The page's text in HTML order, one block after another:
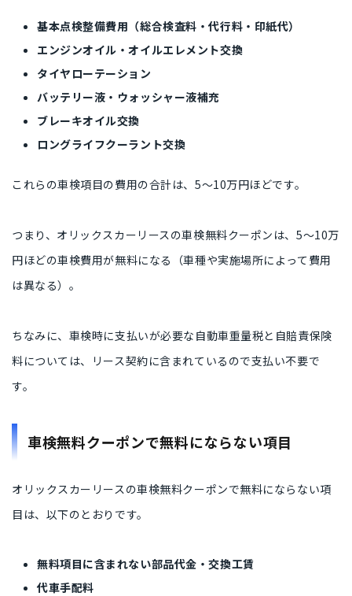
基本点検整備費用（総合検査料・代行料・印紙代）
エンジンオイル・オイルエレメント交換
タイヤローテーション
バッテリー液・ウォッシャー液補充
ブレーキオイル交換
ロングライフクーラント交換
これらの車検項目の費用の合計は、5〜10万円ほどです。
つまり、オリックスカーリースの車検無料クーポンは、5〜10万
円ほどの車検費用が無料になる（車種や実施場所によって費用
は異なる）。
ちなみに、車検時に支払いが必要な自動車重量税と自賠責保険
料については、リース契約に含まれているので支払い不要で
す。
車検無料クーポンで無料にならない項目
オリックスカーリースの車検無料クーポンで無料にならない項
目は、以下のとおりです。
無料項目に含まれない部品代金・交換工賃
代車手配料